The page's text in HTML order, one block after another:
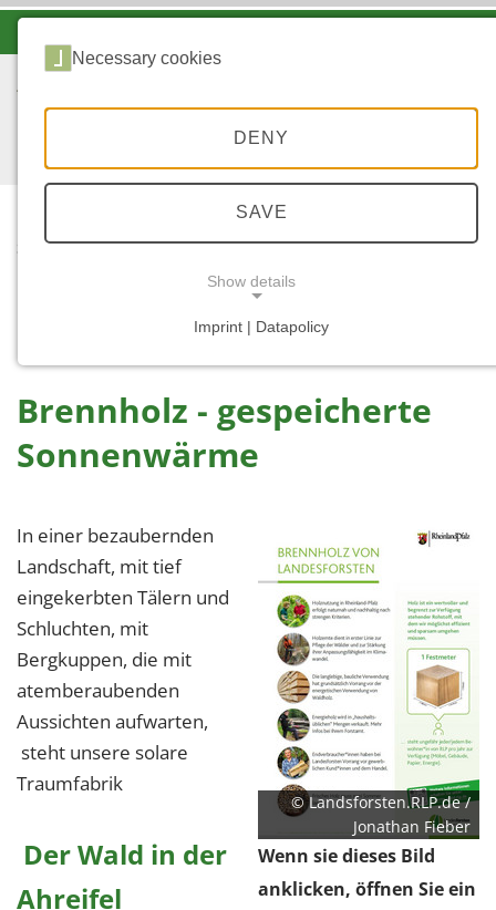
STARTSEITE
...
Brennholz - gespeicherte
Sonnenwärme
© Landsforsten.RLP.de /
Jonathan Fieber
Wenn sie dieses Bild
anklicken, öffnen Sie ein
In einer bezaubernden
Landschaft, mit tief
eingekerbten Tälern und
Schluchten, mit
Bergkuppen, die mit
atemberaubenden
Aussichten aufwarten,
steht unsere solare
Traumfabrik
Der Wald in der
Ahreifel
Necessary cookies
DENY
SAVE
Show details
Imprint | Datapolicy